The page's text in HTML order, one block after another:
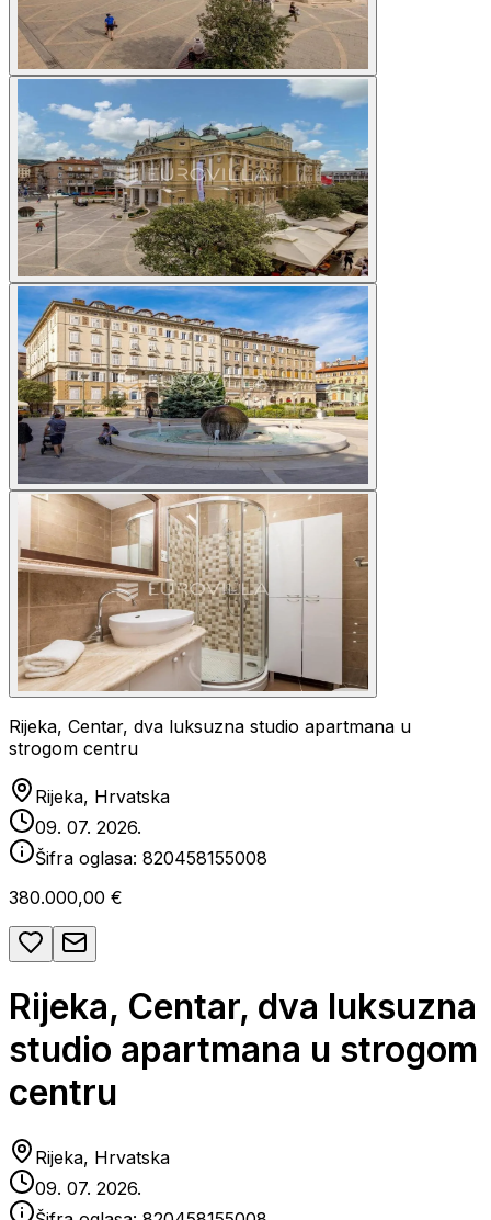
Rijeka, Centar, dva luksuzna studio apartmana u
strogom centru
Rijeka, Hrvatska
09. 07. 2026.
Šifra oglasa: 820458155008
380.000,00 €
Rijeka, Centar, dva luksuzna
studio apartmana u strogom
centru
Rijeka, Hrvatska
09. 07. 2026.